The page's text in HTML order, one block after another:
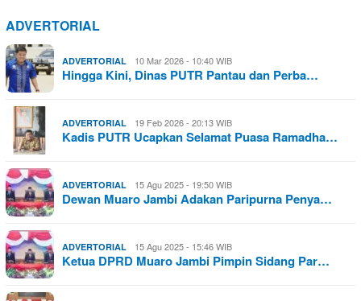
ADVERTORIAL
ADVERTORIAL 10 Mar 2026 - 10:40 WIB
Hingga Kini, Dinas PUTR Pantau dan Perba…
ADVERTORIAL 19 Feb 2026 - 20:13 WIB
Kadis PUTR Ucapkan Selamat Puasa Ramadha…
ADVERTORIAL 15 Agu 2025 - 19:50 WIB
Dewan Muaro Jambi Adakan Paripurna Penya…
ADVERTORIAL 15 Agu 2025 - 15:46 WIB
Ketua DPRD Muaro Jambi Pimpin Sidang Par…